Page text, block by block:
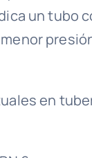
un tubo
en